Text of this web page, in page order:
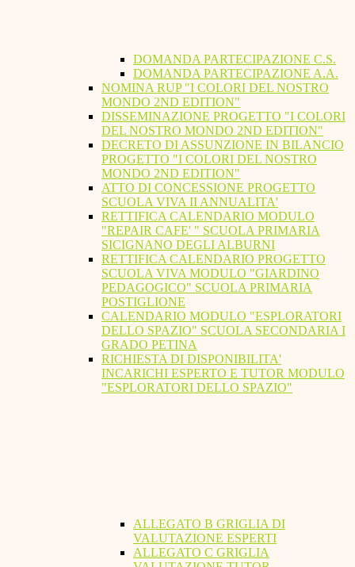
DOMANDA PARTECIPAZIONE C.S.
DOMANDA PARTECIPAZIONE A.A.
NOMINA RUP "I COLORI DEL NOSTRO
MONDO 2ND EDITION"
DISSEMINAZIONE PROGETTO "I COLORI
DEL NOSTRO MONDO 2ND EDITION"
DECRETO DI ASSUNZIONE IN BILANCIO
PROGETTO "I COLORI DEL NOSTRO
MONDO 2ND EDITION"
ATTO DI CONCESSIONE PROGETTO
SCUOLA VIVA II ANNUALITA'
RETTIFICA CALENDARIO MODULO
"REPAIR CAFE' " SCUOLA PRIMARIA
SICIGNANO DEGLI ALBURNI
RETTIFICA CALENDARIO PROGETTO
SCUOLA VIVA MODULO "GIARDINO
PEDAGOGICO" SCUOLA PRIMARIA
POSTIGLIONE
CALENDARIO MODULO "ESPLORATORI
DELLO SPAZIO" SCUOLA SECONDARIA I
GRADO PETINA
RICHIESTA DI DISPONIBILITA'
INCARICHI ESPERTO E TUTOR MODULO
"ESPLORATORI DELLO SPAZIO"
ALLEGATO B GRIGLIA DI
VALUTAZIONE ESPERTI
ALLEGATO C GRIGLIA